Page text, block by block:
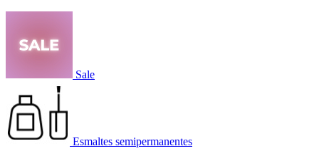
Sale
Esmaltes semipermanentes